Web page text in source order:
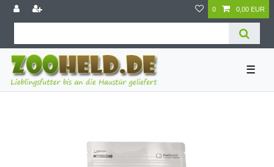
0 0,00 EUR
☰